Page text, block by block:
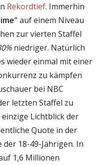
Rekordtief. Immerhin
auf einem Niveau
zur vierten Staffel
niedriger. Natürlich
wieder einmal mit einer
zu kämpfen
bei NBC
letzten Staffel zu
Lichtblick der
Quote in der
18-49-Jährigen. In
1,6 Millionen